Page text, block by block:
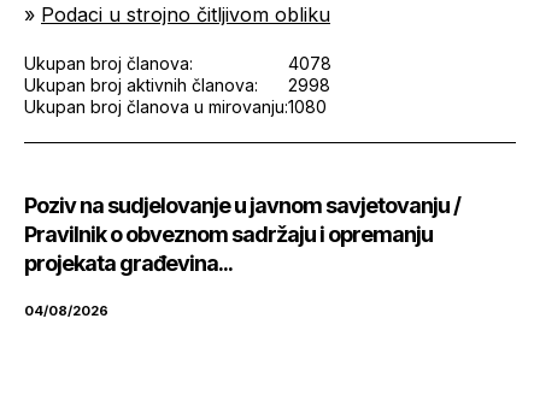
» Podaci u strojno čitljivom obliku
Ukupan broj članova:
4078
Ukupan broj aktivnih članova:
2998
Ukupan broj članova u mirovanju:1080
Poziv na sudjelovanje u javnom savjetovanju /
Pravilnik o obveznom sadržaju i opremanju
projekata građevina...
04/08/2026